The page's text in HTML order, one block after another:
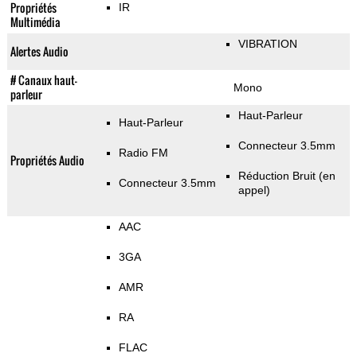
Propriétés
Multimédia
IR
Alertes Audio VIBRATION
# Canaux haut-
parleur
Mono
Propriétés Audio
Haut-Parleur
Radio FM
Connecteur 3.5mm
Haut-Parleur
Connecteur 3.5mm
Réduction Bruit (en
appel)
AAC
3GA
AMR
RA
FLAC